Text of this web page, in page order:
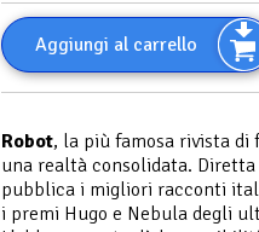
Aggiungi al carrello
Robot, la più famosa rivista di
una realtà consolidata.
pubblica i migliori racconti
i premi Hugo e Nebula degli